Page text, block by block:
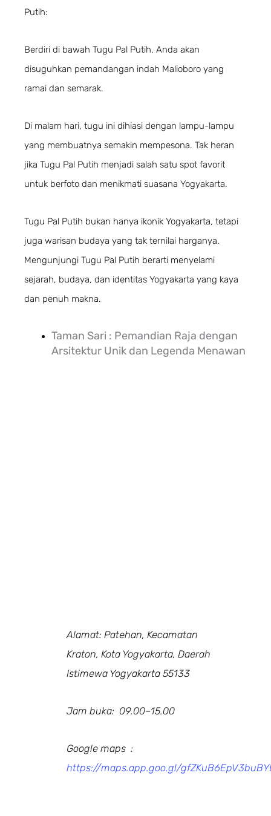
Putih:
Berdiri di bawah Tugu Pal Putih, Anda akan
disuguhkan pemandangan indah Malioboro yang
ramai dan semarak.
Di malam hari, tugu ini dihiasi dengan lampu-lampu
yang membuatnya semakin mempesona. Tak heran
jika Tugu Pal Putih menjadi salah satu spot favorit
untuk berfoto dan menikmati suasana Yogyakarta.
Tugu Pal Putih bukan hanya ikonik Yogyakarta, tetapi
juga warisan budaya yang tak ternilai harganya.
Mengunjungi Tugu Pal Putih berarti menyelami
sejarah, budaya, dan identitas Yogyakarta yang kaya
dan penuh makna.
Taman Sari : Pemandian Raja dengan
Arsitektur Unik dan Legenda Menawan
Alamat: Patehan, Kecamatan
Kraton, Kota Yogyakarta, Daerah
Istimewa Yogyakarta 55133
Jam buka: 09.00–15.00
Google maps :
https://maps.app.goo.gl/